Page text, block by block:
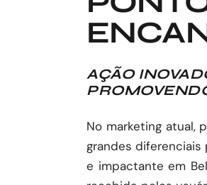
AÇÃO
No marketing atual,
grandes diferenciais
e impactante em